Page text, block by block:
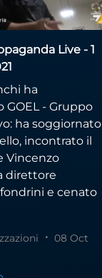
Live - 1
ha
GOEL - Gruppo
ha soggiornato
incontrato il
Vincenzo
direttore
e cenato
08 Oct